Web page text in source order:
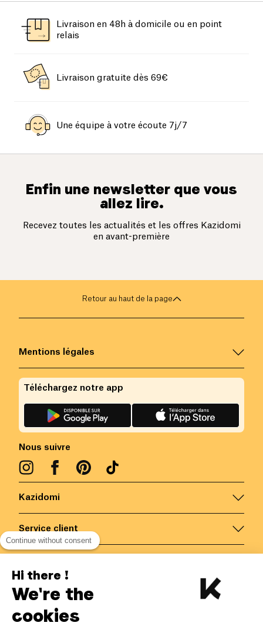
Livraison en 48h à domicile ou en point
relais
Livraison gratuite dès 69€
Une équipe à votre écoute 7j/7
Enfin une newsletter que vous
allez lire.
Recevez toutes les actualités et les offres Kazidomi
en avant-première
Retour au haut de la page
Kazidomi
Service client
Mentions légales
Nous suivre
Téléchargez notre app
Belgique/FR
Continue without consent
Hi there !
We're the
cookies